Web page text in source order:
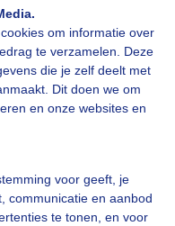
om informatie over
te verzamelen. Deze
die je zelf deelt met
Dit doen we om
en onze websites en
voor geeft, je
communicatie en aanbod
te tonen, en voor
aub...